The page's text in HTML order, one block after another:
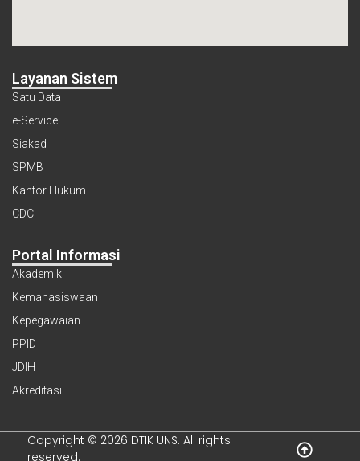
Layanan Sistem
Satu Data
e-Service
Siakad
SPMB
Kantor Hukum
CDC
Portal Informasi
Akademik
Kemahasiswaan
Kepegawaian
PPID
JDIH
Akreditasi
Copyright © 2026 DTIK UNS. All rights
reserved.